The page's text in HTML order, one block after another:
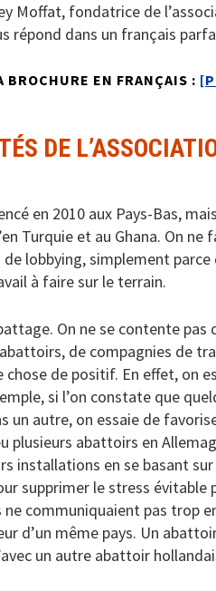
Moffat, fondatrice de
répond dans un français
EN FRANÇAIS :
DE
en 2010 aux Pays-Bas,
Turquie et au Ghana. On
lobbying, simplement parce
à faire sur le terrain.
On ne se contente pas
de compagnies de
de positif. En effet, on
si l’on constate que
un autre, on essaie de
plusieurs abattoirs en
installations en se basant
supprimer le stress évitable
communiquaient pas trop
d’un même pays. Un
un autre abattoir